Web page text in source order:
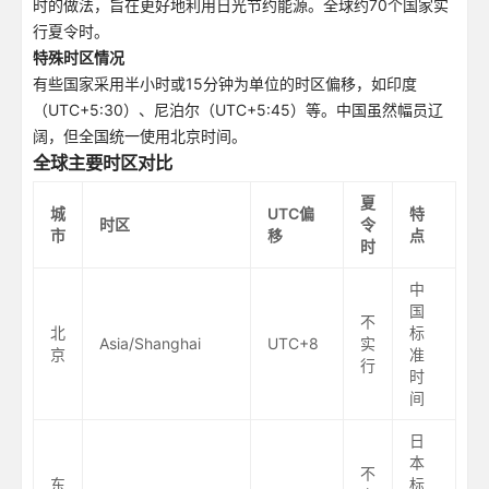
时的做法，旨在更好地利用日光节约能源。全球约70个国家实
行夏令时。
特殊时区情况
有些国家采用半小时或15分钟为单位的时区偏移，如印度
（UTC+5:30）、尼泊尔（UTC+5:45）等。中国虽然幅员辽
阔，但全国统一使用北京时间。
全球主要时区对比
城
市
时区
UTC偏
移
夏
令
时
特
点
北
京
Asia/Shanghai UTC+8
不
实
行
中
国
标
准
时
间
东
不
日
本
标